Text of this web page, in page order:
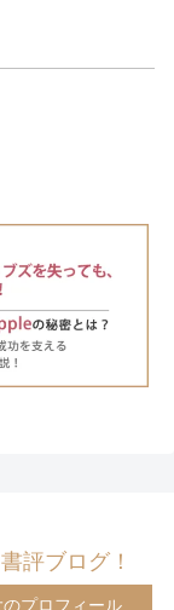
評ブログ！
プロフィール